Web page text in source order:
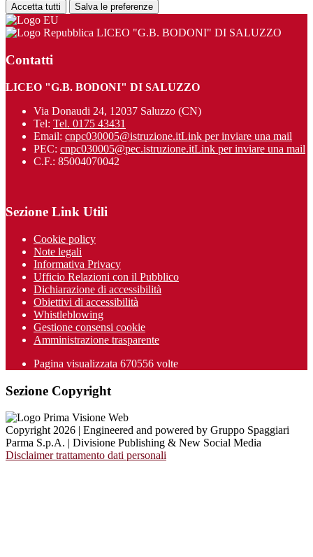
Accetta tutti Salva le preferenze
LICEO "G.B. BODONI" DI SALUZZO
Contatti
LICEO "G.B. BODONI" DI SALUZZO
Via Donaudi 24, 12037 Saluzzo (CN)
Tel: Tel. 0175 43431
Email: cnpc030005@istruzione.itLink per inviare una mail
PEC: cnpc030005@pec.istruzione.itLink per inviare una mail
C.F.: 85004070042
Sezione Link Utili
Cookie policy
Note legali
Informativa Privacy
Ufficio Relazioni con il Pubblico
Dichiarazione di accessibilità
Obiettivi di accessibilità
Whistleblowing
Gestione consensi cookie
Amministrazione trasparente
Pagina visualizzata 670556 volte
Sezione Copyright
Copyright 2026 | Engineered and powered by Gruppo Spaggiari
Parma S.p.A. | Divisione Publishing & New Social Media
Disclaimer trattamento dati personali